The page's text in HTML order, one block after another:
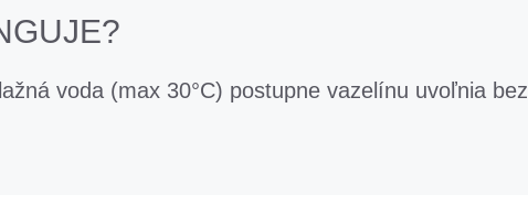
voda (max 30°C) postupne vazelínu uvoľnia bez